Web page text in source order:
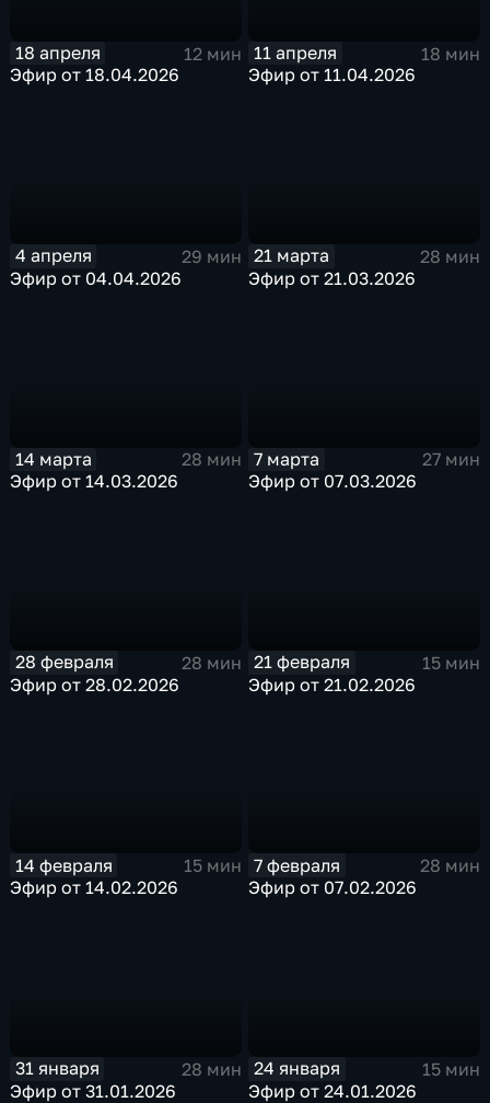
18 апреля
12 мин
Эфир от 18.04.2026
11 апреля
18 мин
Эфир от 11.04.2026
4 апреля
29 мин
Эфир от 04.04.2026
21 марта
28 мин
Эфир от 21.03.2026
14 марта
28 мин
Эфир от 14.03.2026
7 марта
27 мин
Эфир от 07.03.2026
28 февраля
28 мин
Эфир от 28.02.2026
21 февраля
15 мин
Эфир от 21.02.2026
14 февраля
15 мин
Эфир от 14.02.2026
7 февраля
28 мин
Эфир от 07.02.2026
31 января
28 мин
Эфир от 31.01.2026
24 января
15 мин
Эфир от 24.01.2026